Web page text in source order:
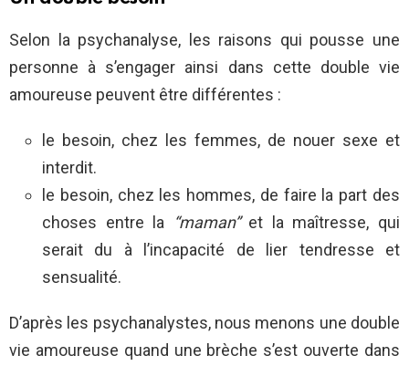
Selon la psychanalyse, les raisons qui pousse une
personne à s’engager ainsi dans cette double vie
amoureuse peuvent être différentes :
le besoin, chez les femmes, de nouer sexe et
interdit.
le besoin, chez les hommes, de faire la part des
choses entre la
“maman”et la maîtresse, qui
serait du à l’incapacité de lier tendresse et
sensualité.
D’après les psychanalystes, nous menons une double
vie amoureuse quand une brèche s’est ouverte dans